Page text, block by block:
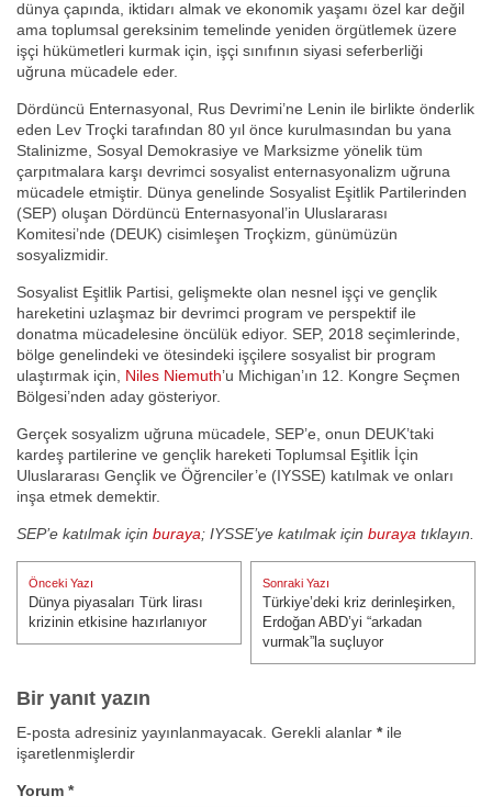
dünya çapında, iktidarı almak ve ekonomik yaşamı özel kar değil
ama toplumsal gereksinim temelinde yeniden örgütlemek üzere
işçi hükümetleri kurmak için, işçi sınıfının siyasi seferberliği
uğruna mücadele eder.
Dördüncü Enternasyonal, Rus Devrimi’ne Lenin ile birlikte önderlik
eden Lev Troçki tarafından 80 yıl önce kurulmasından bu yana
Stalinizme, Sosyal Demokrasiye ve Marksizme yönelik tüm
çarpıtmalara karşı devrimci sosyalist enternasyonalizm uğruna
mücadele etmiştir. Dünya genelinde Sosyalist Eşitlik Partilerinden
(SEP) oluşan Dördüncü Enternasyonal’in Uluslararası
Komitesi’nde (DEUK) cisimleşen Troçkizm, günümüzün
sosyalizmidir.
Sosyalist Eşitlik Partisi, gelişmekte olan nesnel işçi ve gençlik
hareketini uzlaşmaz bir devrimci program ve perspektif ile
donatma mücadelesine öncülük ediyor. SEP, 2018 seçimlerinde,
bölge genelindeki ve ötesindeki işçilere sosyalist bir program
ulaştırmak için, Niles Niemuth’u Michigan’ın 12. Kongre Seçmen
Bölgesi’nden aday gösteriyor.
Gerçek sosyalizm uğruna mücadele, SEP’e, onun DEUK’taki
kardeş partilerine ve gençlik hareketi Toplumsal Eşitlik İçin
Uluslararası Gençlik ve Öğrenciler’e (IYSSE) katılmak ve onları
inşa etmek demektir.
SEP’e katılmak için buraya; IYSSE’ye katılmak için buraya tıklayın.
Yazı
gezinmesi
Önceki Yazı
Önceki Yazı:
Dünya piyasaları Türk lirası
krizinin etkisine hazırlanıyor
Sonraki Yazı
Sonraki Yazı:
Türkiye’deki kriz derinleşirken,
Erdoğan ABD’yi “arkadan
vurmak”la suçluyor
Bir yanıt yazın
E-posta adresiniz yayınlanmayacak. Gerekli alanlar *ile
işaretlenmişlerdir
Yorum *